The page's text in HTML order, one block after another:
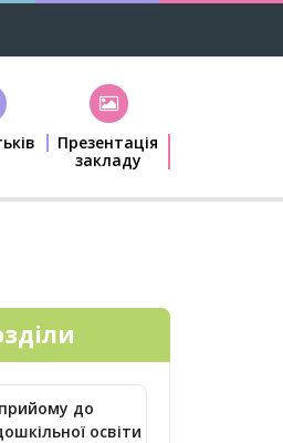
Презентація
закладу
до
освіти